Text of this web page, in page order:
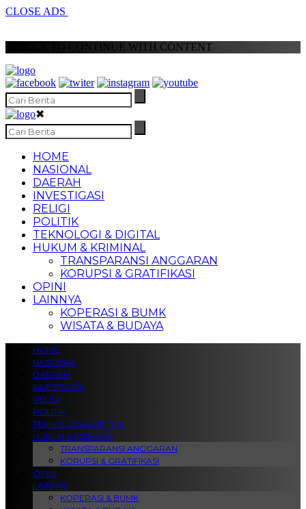
CLOSE ADS
SCROLL TO CONTINUE WITH CONTENT
✖
HOME
NASIONAL
DAERAH
INVESTIGASI
RELIGI
POLITIK
TEKNOLOGI & DIGITAL
HUKUM & KRIMINAL
TRANSPARANSI ANGGARAN
KORUPSI & GRATIFIKASI
OPINI
LAINNYA
KOPERASI & BUMK
WISATA & BUDAYA
HOME
NASIONAL
DAERAH
INVESTIGASI
RELIGI
POLITIK
TEKNOLOGI & DIGITAL
HUKUM & KRIMINAL
TRANSPARANSI ANGGARAN
KORUPSI & GRATIFIKASI
OPINI
LAINNYA
KOPERASI & BUMK